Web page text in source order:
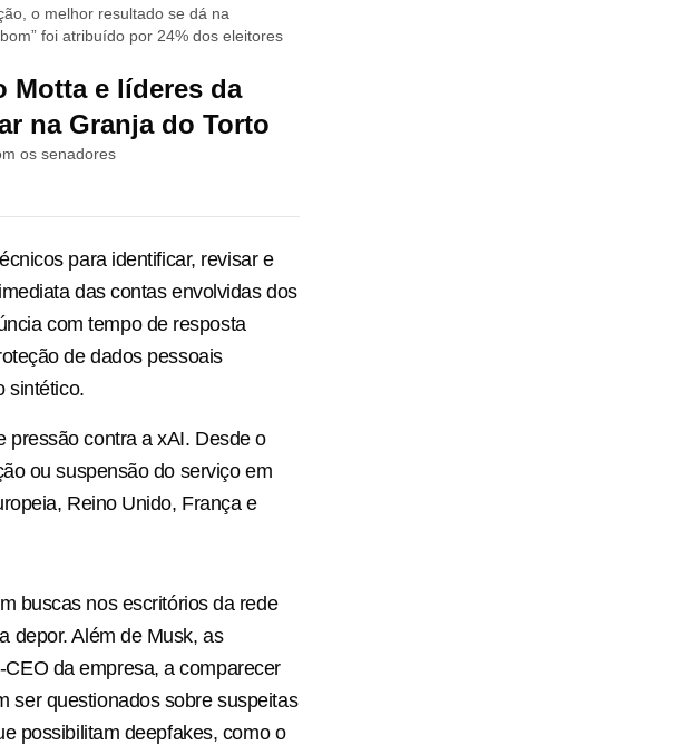
o melhor resultado se dá na
foi atribuído por 24% dos eleitores
Motta e líderes da
na Granja do Torto
os senadores
para identificar, revisar e
das contas envolvidas dos
com tempo de resposta
de dados pessoais
sintético.
pressão contra a xAI. Desde o
ou suspensão do serviço em
Reino Unido, França e
buscas nos escritórios da rede
depor. Além de Musk, as
da empresa, a comparecer
ser questionados sobre suspeitas
possibilitam deepfakes, como o